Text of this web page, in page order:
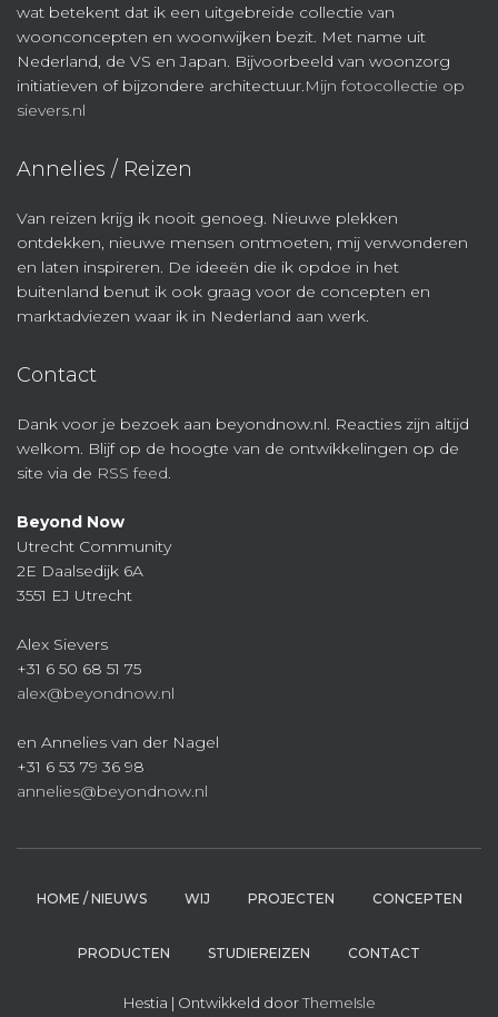
wat betekent dat ik een uitgebreide collectie van
woonconcepten en woonwijken bezit. Met name uit
Nederland, de VS en Japan. Bijvoorbeeld van woonzorg
initiatieven of bijzondere architectuur.Mijn fotocollectie op
sievers.nl
Annelies / Reizen
Van reizen krijg ik nooit genoeg. Nieuwe plekken
ontdekken, nieuwe mensen ontmoeten, mij verwonderen
en laten inspireren. De ideeën die ik opdoe in het
buitenland benut ik ook graag voor de concepten en
marktadviezen waar ik in Nederland aan werk.
Contact
Dank voor je bezoek aan beyondnow.nl. Reacties zijn altijd
welkom. Blijf op de hoogte van de ontwikkelingen op de
site via de RSS feed.
Beyond Now
Utrecht Community
2E Daalsedijk 6A
3551 EJ Utrecht
Alex Sievers
+31 6 50 68 51 75
alex@beyondnow.nl
en Annelies van der Nagel
+31 6 53 79 36 98
annelies@beyondnow.nl
HOME / NIEUWS WIJ PROJECTEN CONCEPTEN
PRODUCTEN STUDIEREIZEN CONTACT
Hestia | Ontwikkeld doorThemeIsle